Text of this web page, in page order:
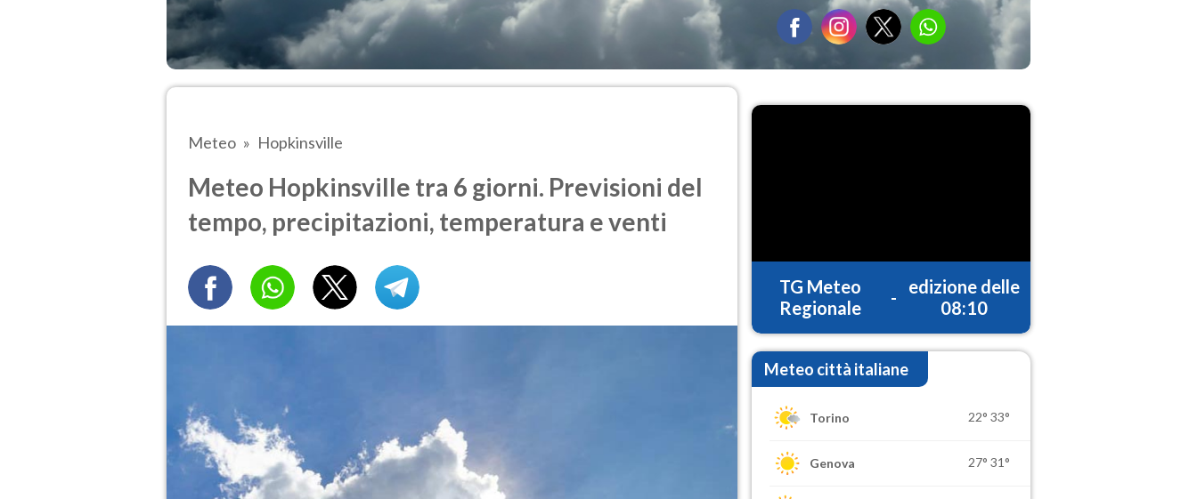
Meteo Hopkinsville
Meteo Hopkinsville tra 6 giorni. Previsioni del
tempo, precipitazioni, temperatura e venti
TG Meteo
Regionale
-
edizione delle
08:10
Meteo città italiane
Torino 22° 33°
Genova 27° 31°